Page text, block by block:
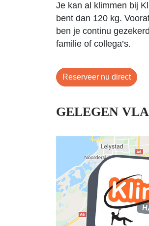
Je kan al klimmen bij
bent dan 120 kg.
ben je continu
familie of collega’s.
Reserveer nu direct
GELEGEN